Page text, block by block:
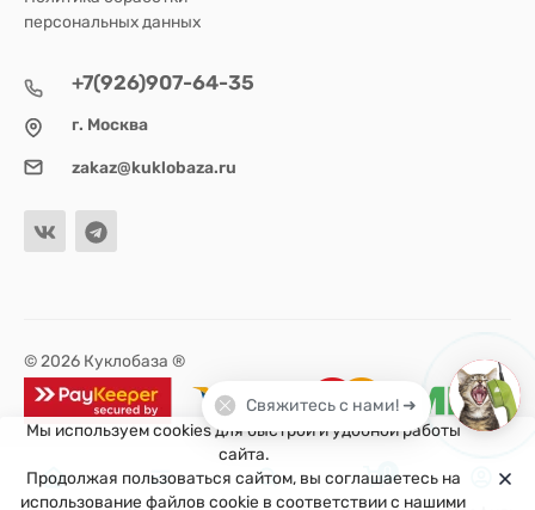
персональных данных
+7(926)907-64-35
г. Москва
zakaz@kuklobaza.ru
© 2026 Куклобаза ®
Мы используем cookies для быстрой и удобной работы
сайта.
Продолжая пользоваться сайтом, вы соглашаетесь на
использование файлов cookie в соответствии с нашими
0
Свяжитесь с нами! ➜